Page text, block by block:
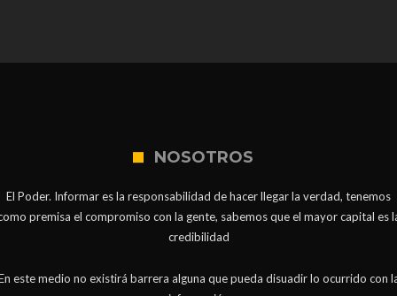
NOSOTROS
El Poder. Informar es la responsabilidad de hacer llegar la verdad, tenemos
premisa el compromiso con la gente, sabemos que el mayor capital es
credibilidad
este medio no existirá barrera alguna que pueda disuadir lo ocurrido con